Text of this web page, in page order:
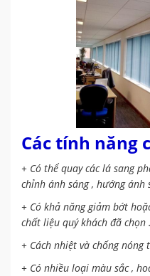
Các tính năng
+ Có thể quay các lá sang
chỉnh ánh sáng , hướng ánh
+ Có khả năng giảm bớt
chất liệu quý khách đã chọn .
+ Cách nhiệt và chống nóng
+ Có nhiều loại màu sắc ,